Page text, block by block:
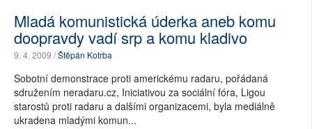
Mladá komunistická úderka aneb komu
doopravdy vadí srp a komu kladivo
9. 4. 2009 /Štěpán Kotrba
Sobotní demonstrace proti americkému radaru, pořádaná
sdružením neradaru.cz, Iniciativou za sociální fóra, Ligou
starostů proti radaru a dalšími organizacemi, byla mediálně
ukradena mladými komun...